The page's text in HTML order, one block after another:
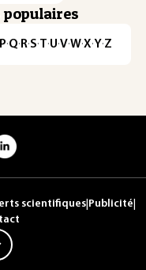
populaires
P·Q· R·S·T·U·V·W·X·Y·Z
scientifiques Publicité